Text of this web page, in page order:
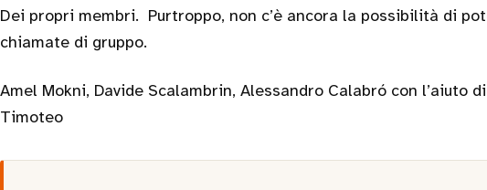
Dei propri membri. Purtroppo, non c’è ancora la possibilità di
chiamate di gruppo.
Amel Mokni, Davide Scalambrin, Alessandro Calabró con l’aiuto
Timoteo